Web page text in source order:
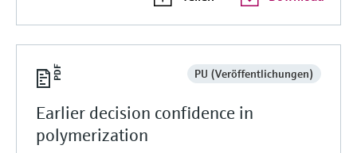
PU (Veröffentlichungen)
Earlier decision confidence in
polymerization